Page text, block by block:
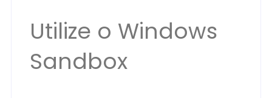
Utilize o Windows
Sandbox